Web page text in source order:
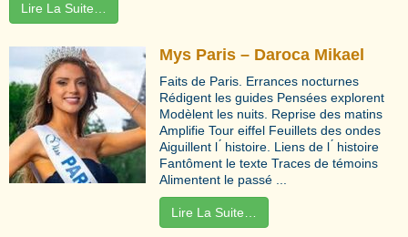
Lire La Suite…
Mys Paris – Daroca Mikael
Faits de Paris. Errances nocturnes
Rédigent les guides Pensées explorent
Modèlent les nuits. Reprise des matins
Amplifie Tour eiffel Feuillets des ondes
Aiguillent l ́ histoire. Liens de l ́ histoire
Fantôment le texte Traces de témoins
Alimentent le passé ...
Lire La Suite…